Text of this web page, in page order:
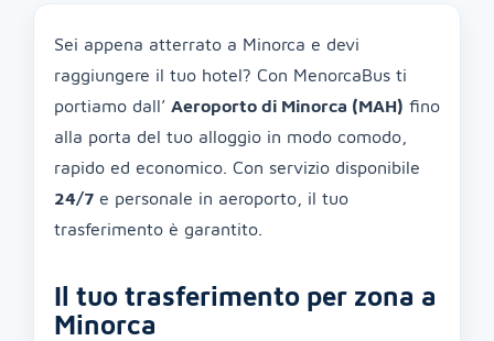
Sei appena atterrato a Minorca e devi
raggiungere il tuo hotel? Con MenorcaBus ti
portiamo dall’ Aeroporto di Minorca (MAH) fino
alla porta del tuo alloggio in modo comodo,
rapido ed economico. Con servizio disponibile
24/7 e personale in aeroporto, il tuo
trasferimento è garantito.
Il tuo trasferimento per zona a
Minorca